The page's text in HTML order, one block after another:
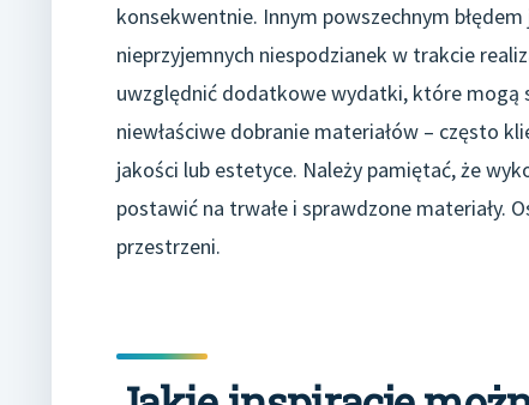
konsekwentnie. Innym powszechnym
nieprzyjemnych niespodzianek w trakcie
uwzględnić dodatkowe wydatki, które mogą
niewłaściwe dobranie materiałów – często
jakości lub estetyce. Należy pamiętać, że
postawić na trwałe i sprawdzone materiały.
przestrzeni.